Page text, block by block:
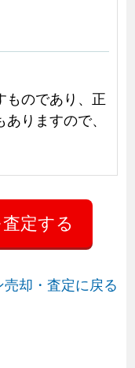
ものであり、正
りますので、
却・査定に戻る